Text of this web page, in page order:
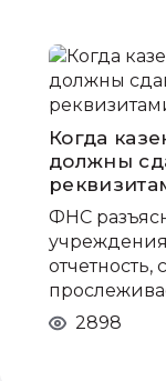
Когда
должны
ФНС
2898